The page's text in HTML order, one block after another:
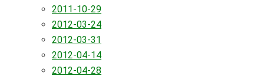
2011-10-29
2012-03-24
2012-03-31
2012-04-14
2012-04-28